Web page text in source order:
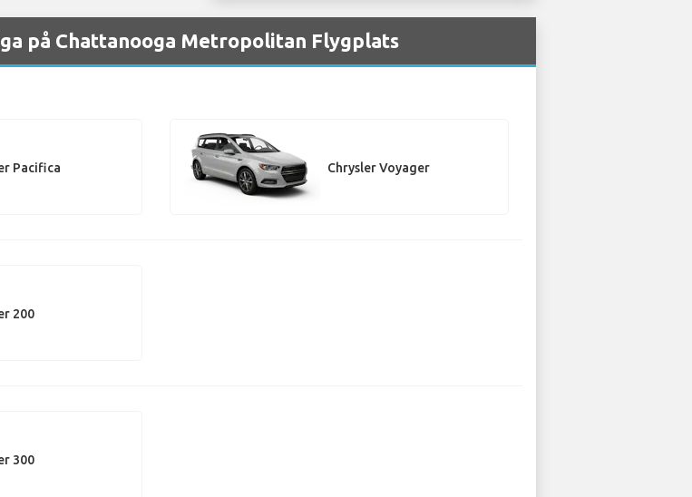
på Chattanooga Metropolitan Flygplats
Pacifica Chrysler Voyager
200
300